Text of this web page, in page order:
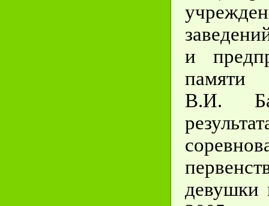
и
В.И.